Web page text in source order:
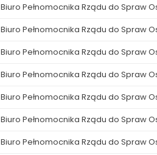
Biuro Pełnomocnika Rządu do Spraw
Biuro Pełnomocnika Rządu do Spraw
Biuro Pełnomocnika Rządu do Spraw
Biuro Pełnomocnika Rządu do Spraw
Biuro Pełnomocnika Rządu do Spraw
Biuro Pełnomocnika Rządu do Spraw
Biuro Pełnomocnika Rządu do Spraw